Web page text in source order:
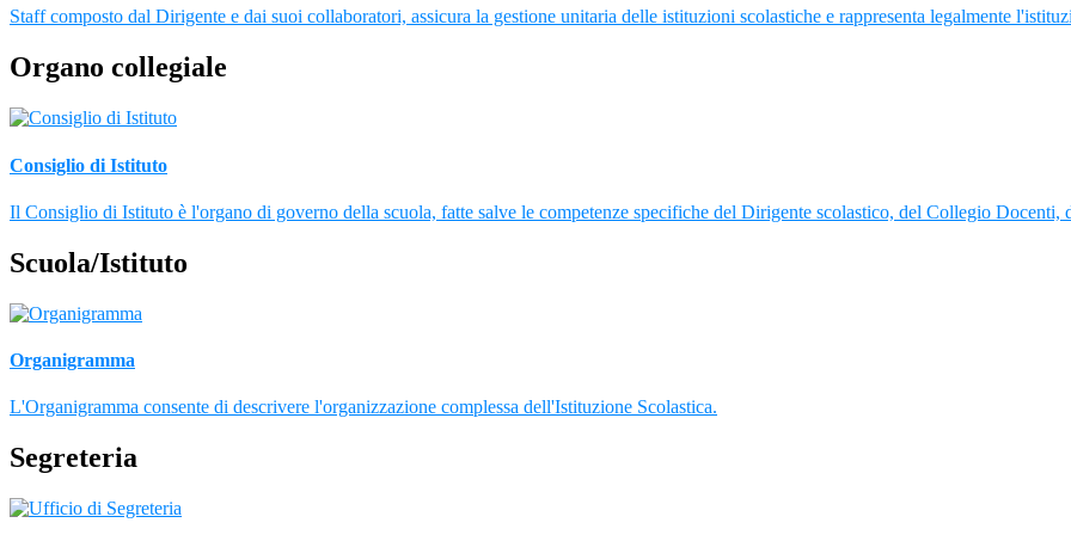
Staff composto dal Dirigente e dai suoi collaboratori, assicura la gestione unitaria delle istituzioni scolastiche e rappresenta legalmente
Organo collegiale
Consiglio di Istituto
Il Consiglio di Istituto è l'organo di governo della scuola, fatte salve le competenze specifiche del Dirigente scolastico, del Collegio
Scuola/Istituto
Organigramma
L'Organigramma consente di descrivere l'organizzazione complessa dell'Istituzione Scolastica.
Segreteria